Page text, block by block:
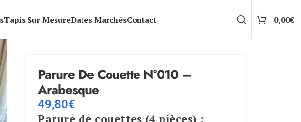
Tapis Sur MesureDates MarchésContact 0,00€
Parure De Couette N°010 –
Arabesque
49,80€
Parure de couettes (4 pièces) :